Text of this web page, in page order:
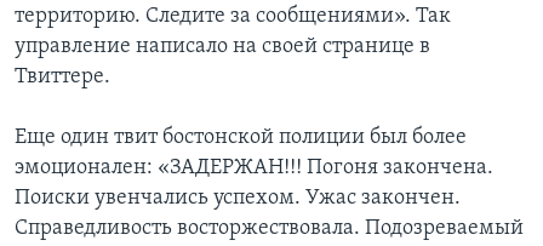
территорию. Следите за сообщениями». Так
управление написало на своей странице в
Твиттере.
Еще один твит бостонской полиции был более
эмоционален: «ЗАДЕРЖАН!!! Погоня закончена.
Поиски увенчались успехом. Ужас закончен.
Справедливость восторжествовала. Подозреваемый